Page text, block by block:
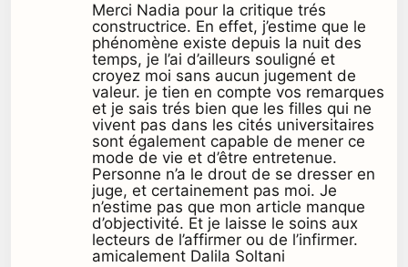
Merci Nadia pour la critique trés
constructrice. En effet, j’estime que le
phénomène existe depuis la nuit des
temps, je l’ai d’ailleurs souligné et
croyez moi sans aucun jugement de
valeur. je tien en compte vos remarques
et je sais trés bien que les filles qui ne
vivent pas dans les cités universitaires
sont également capable de mener ce
mode de vie et d’être entretenue.
Personne n’a le drout de se dresser en
juge, et certainement pas moi. Je
n’estime pas que mon article manque
d’objectivité. Et je laisse le soins aux
lecteurs de l’affirmer ou de l’infirmer.
amicalement Dalila Soltani